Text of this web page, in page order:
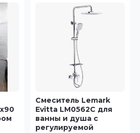
Душевая система
GROHE Euphoria 310,
холодный рассвет
матовый